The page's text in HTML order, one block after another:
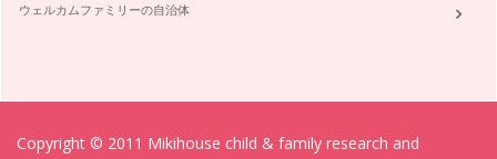
ウェルカムファミリーの自治体
Copyright © 2011 Mikihouse child & family research and